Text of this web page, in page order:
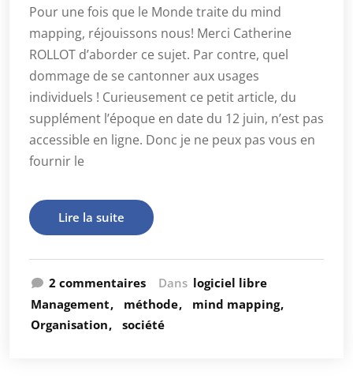
Pour une fois que le Monde traite du mind
mapping, réjouissons nous! Merci Catherine
ROLLOT d’aborder ce sujet. Par contre, quel
dommage de se cantonner aux usages
individuels ! Curieusement ce petit article, du
supplément l’époque en date du 12 juin, n’est pas
accessible en ligne. Donc je ne peux pas vous en
fournir le
Lire la suite
2 commentaires Dans logiciel libre
Management
méthode
mind mapping
Organisation
société